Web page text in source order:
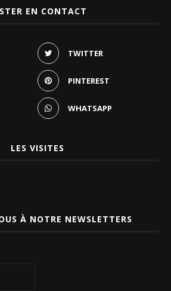
EN CONTACT
TWITTER
PINTEREST
WHATSAPP
LES VISITES
À NOTRE NEWSLETTERS